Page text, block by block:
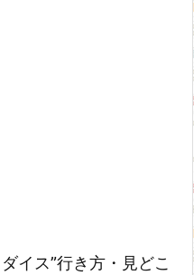
イス”行き方・見どこ